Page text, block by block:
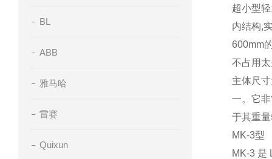
BL
ABB
雅马哈
雷赛
Quixun
超小型
内结构,
600mm
不占用
主体尺
一。它
于其重
MK-3型
MK-3 是